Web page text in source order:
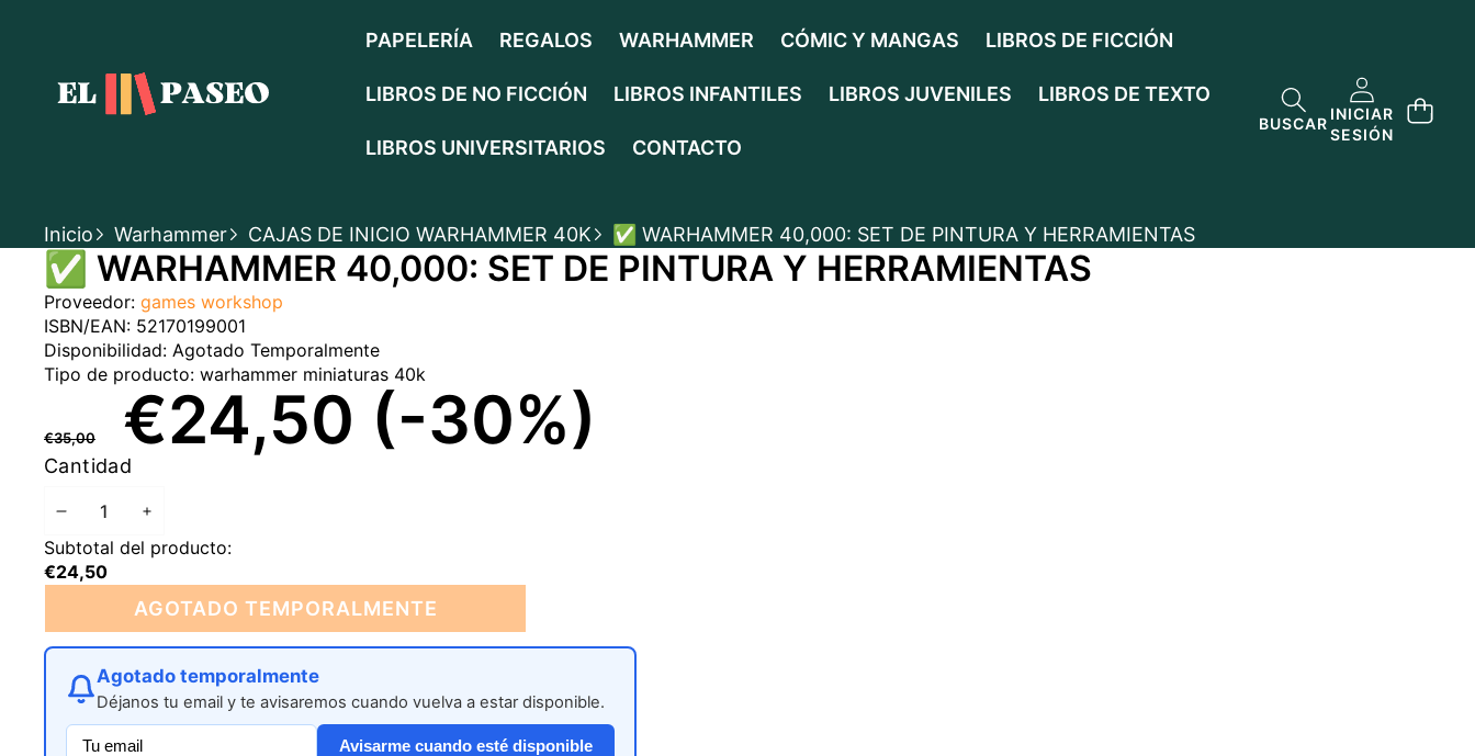
PAPELERÍA
REGALOS WARHAMMER CÓMIC Y MANGAS LIBROS DE FICCIÓN
LIBROS DE NO FICCIÓN LIBROS INFANTILES LIBROS JUVENILES LIBROS DE TEXTO
LIBROS UNIVERSITARIOS CONTACTO
BUSCAR
INICIAR
SESIÓN
Inicio Warhammer CAJAS DE INICIO WARHAMMER 40K ✅ WARHAMMER 40,000: SET DE PINTURA Y HERRAMIENTAS
SALTAR A LA INFORMACIÓN DEL PRODUCTO
EN OFERTA
AGOTADO TEMPORALMENTE
✅ WARHAMMER 40,000: SET DE PINTURA Y HERRAMIENTAS
Proveedor: games workshop
ISBN/EAN: 52170199001
Disponibilidad: Agotado Temporalmente
Tipo de producto: warhammer miniaturas 40k
PRECIO
REGULAR
€35,00
PRECIO
EN
OFERTA
€24,50 (-30%)
Cantidad
DISMINUIR
CANTIDAD
AUMENTAR
CANTIDAD
Subtotal del producto:
€24,50
AGOTADO TEMPORALMENTE
Agotado temporalmente
Déjanos tu email y te avisaremos cuando vuelva a estar disponible.
Avisarme cuando esté disponible